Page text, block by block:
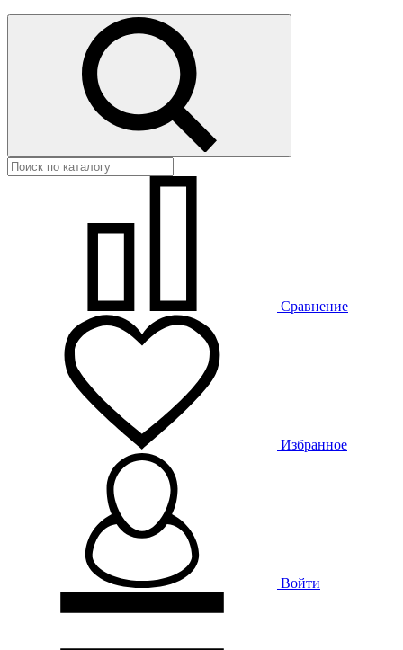
Сравнение
Избранное
Войти